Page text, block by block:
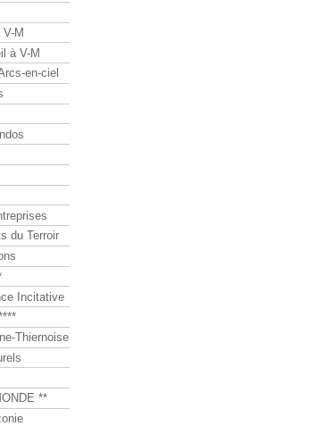
V-M
à V-M
en-ciel
du Terroir
Incitative
Thiernoise
**